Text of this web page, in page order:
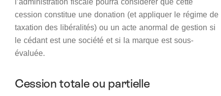
cession constitue une donation (et appliquer le régime de
taxation des libéralités) ou un acte anormal de gestion si
le cédant est une société et si la marque est sous-
évaluée.
Cession totale ou partielle